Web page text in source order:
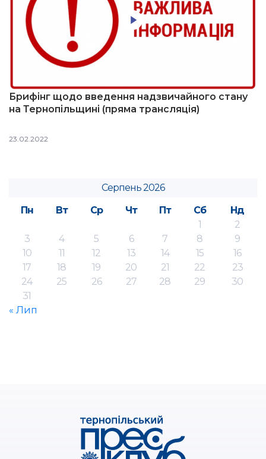
Брифінг щодо введення надзвичайного стану
на Тернопільщині (пряма трансляція)
23.02.2022
Серпень 2026
Пн
Вт Ср Чт Пт Сб
Нд
1
2
3
4 5 6 7 8
9
10
11 12 13 14 15
16
17
18 19 20 21 22
23
24
25 26 27 28 29
30
31
« Лип